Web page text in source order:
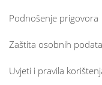
Podnošenje prigovora
Zaštita osobnih
Uvjeti i pravila